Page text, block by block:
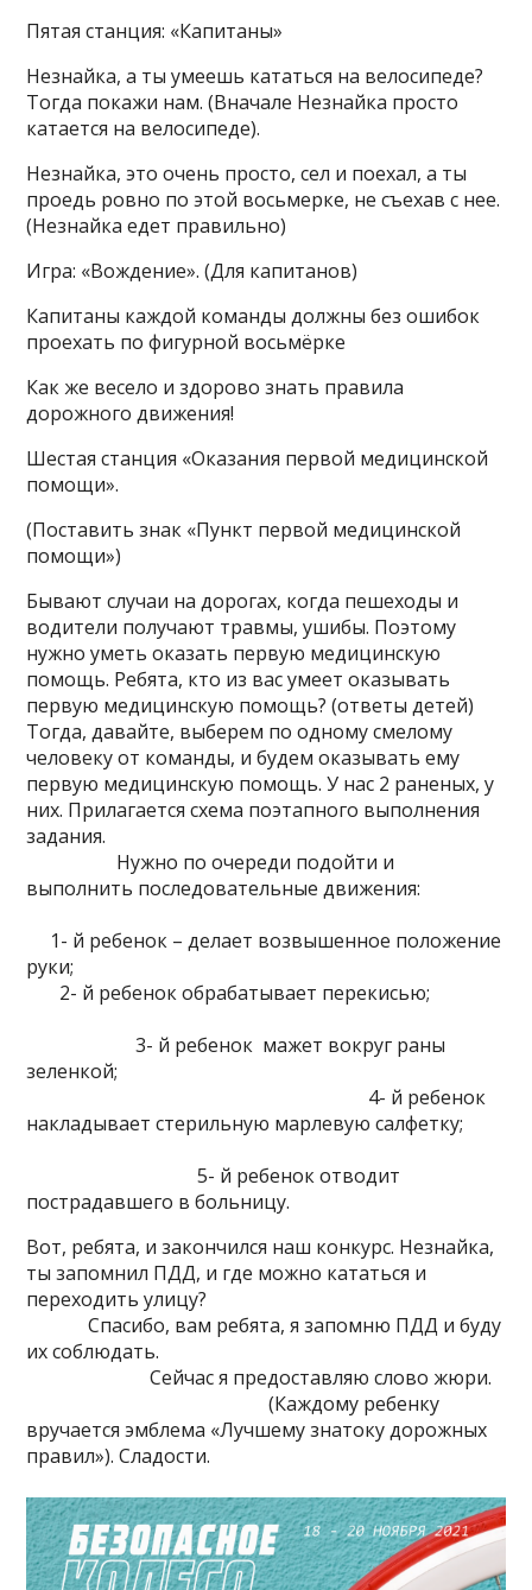
Пятая станция: «Капитаны»
Незнайка, а ты умеешь кататься на велосипеде?
Тогда покажи нам. (Вначале Незнайка просто
катается на велосипеде).
Незнайка, это очень просто, сел и поехал, а ты
проедь ровно по этой восьмерке, не съехав с нее.
(Незнайка едет правильно)
Игра: «Вождение». (Для капитанов)
Капитаны каждой команды должны без ошибок
проехать по фигурной восьмёрке
Как же весело и здорово знать правила
дорожного движения!
Шестая станция «Оказания первой медицинской
помощи».
(Поставить знак «Пункт первой медицинской
помощи»)
Бывают случаи на дорогах, когда пешеходы и
водители получают травмы, ушибы. Поэтому
нужно уметь оказать первую медицинскую
помощь. Ребята, кто из вас умеет оказывать
первую медицинскую помощь? (ответы детей)
Тогда, давайте, выберем по одному смелому
человеку от команды, и будем оказывать ему
первую медицинскую помощь. У нас 2 раненых, у
них. Прилагается схема поэтапного выполнения
задания.
Нужно по очереди подойти и
выполнить последовательные движения:
1- й ребенок – делает возвышенное положение
руки;
2- й ребенок обрабатывает перекисью;
3- й ребенок мажет вокруг раны
зеленкой;
4- й ребенок
накладывает стерильную марлевую салфетку;
5- й ребенок отводит
пострадавшего в больницу.
Вот, ребята, и закончился наш конкурс. Незнайка,
ты запомнил ПДД, и где можно кататься и
переходить улицу?
Спасибо, вам ребята, я запомню ПДД и буду
их соблюдать.
Сейчас я предоставляю слово жюри.
(Каждому ребенку
вручается эмблема «Лучшему знатоку дорожных
правил»). Сладости.